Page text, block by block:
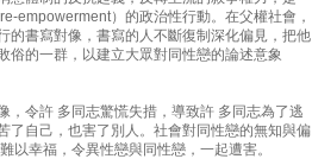
empowerment）的政治性行動。在父權社會，
的書寫對像，書寫的人不斷復制深化偏見，把他
俗的一群，以建立大眾對同性戀的論述意象
，令許 多同志驚慌失措，導致許 多同志為了逃
了自己，也害了別人。社會對同性戀的無知與偏
以幸福，令異性戀與同性戀，一起遭害。